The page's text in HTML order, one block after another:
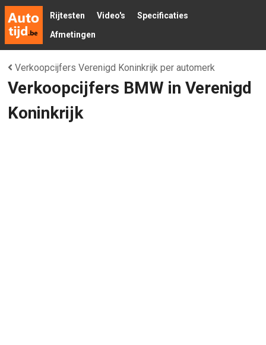
Rijtesten Video's
Specificaties
Afmetingen
Verkoopcijfers Verenigd Koninkrijk per automerk
Verkoopcijfers BMW in Verenigd
Koninkrijk